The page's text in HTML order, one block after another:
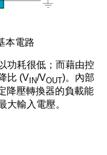
本電路
功耗很低；而藉由控
比 (VIN/VOUT)。內部
降壓轉換器的負載能
大輸入電壓。